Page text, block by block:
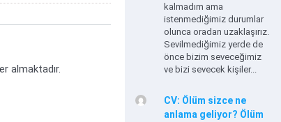
almaktadır.
kalmadım ama
istenmediğimiz durumlar
olunca oradan uzaklaşırız.
Sevilmediğimiz yerde de
önce bizim seveceğimiz
ve bizi sevecek kişiler...
CV: Ölüm sizce ne
anlama geliyor? Ölüm